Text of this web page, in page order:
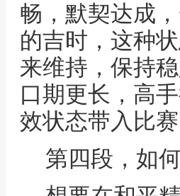
畅，默契达成
的吉时，这种
来维持，保持
口期更长，高
效状态带入比
第四段，如